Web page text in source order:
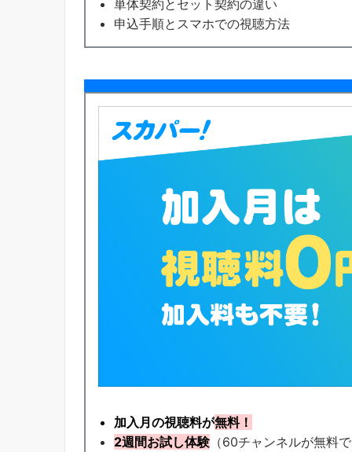
単体契約とセット契約の違い
申込手順とスマホでの視聴方法
加入月の視聴料が無料！
2週間お試し体験（60チャンネルが無料